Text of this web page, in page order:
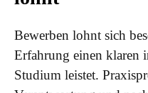
Bewerben lohnt sich
Erfahrung einen klaren
Studium leistet.